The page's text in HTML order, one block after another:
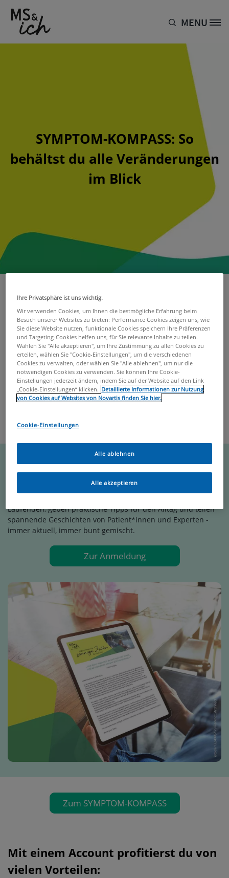
Site Logo MENU
SYMPTOM-KOMPASS: So
behältst du alle Veränderungen
im Blick
Der MS-SYMPTOM-KOMPASS unterstützt dich und dein
Symptome in den vergangenen Monaten zu erkennen und
deren Auswirkungen auf deinen Alltag zu erfassen.
In wenigen Minuten beantwortest du Fragen zu deinen
Symptomen, den Auswirkungen auf dein tägliches Leben
sowie zu Diagnose und Therapie.
Im Anschluss erhältst du einen Report, der dich optimal auf
deinem*deiner Ärzt*in
MS & ich Newsletter
Mit unserem monatlichen MS & ich Newsletter halten wir
Laufenden, geben praktische Tipps für den Alltag und teilen
spannende Geschichten von Patient*innen und Experten -
immer aktuell, immer bunt gemischt.
Zur Anmeldung
Zum SYMPTOM-KOMPASS
Mit einem Account profitierst du von
vielen Vorteilen:
Ihre Privatsphäre ist uns wichtig.
Wir verwenden Cookies, um Ihnen die bestmögliche Erfahrung beim
Besuch unserer Websites zu bieten: Performance Cookies zeigen uns, wie
Sie diese Website nutzen, funktionale Cookies speichern Ihre Präferenzen
und Targeting-Cookies helfen uns, für Sie relevante Inhalte zu teilen.
Wählen Sie "Alle akzeptieren", um Ihre Zustimmung zu allen Cookies zu
erteilen, wählen Sie "Cookie-Einstellungen", um die verschiedenen
Cookies zu verwalten, oder wählen Sie "Alle ablehnen", um nur die
notwendigen Cookies zu verwenden. Sie können Ihre Cookie-
Einstellungen jederzeit ändern, indem Sie auf der Website auf den Link
„Cookie-Einstellungen“ klicken. Detaillierte Informationen zur Nutzung
von Cookies auf Websites von Novartis finden Sie hier.
Cookie-Einstellungen
Alle ablehnen
Alle akzeptieren